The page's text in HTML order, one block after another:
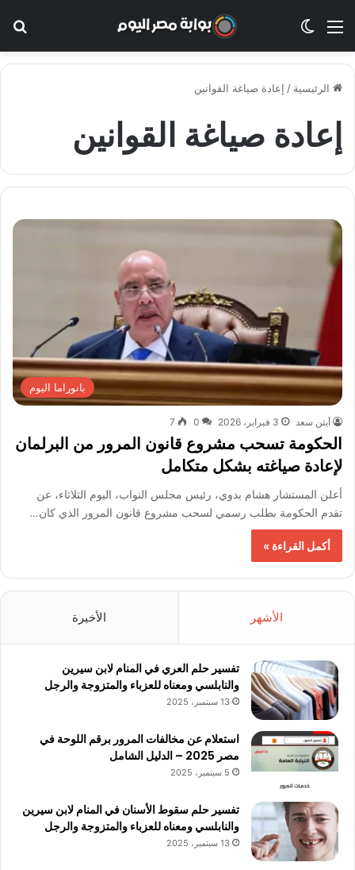
القائمة الوضع المظلم
الرئيسية / إعادة صياغة القوانين
إعادة صياغة القوانين
بانوراما اليوم
أيتن سعد 3 فبراير، 2026 0
7
الحكومة تسحب مشروع قانون المرور من البرلمان
لإعادة صياغته بشكل متكامل
أعلن المستشار هشام بدوي، رئيس مجلس النواب، اليوم الثلاثاء، عن
تقدم الحكومة بطلب رسمي لسحب مشروع قانون المرور الذي كان…
أكمل القراءة »
الأشهر الأخيرة
تفسير حلم العري في المنام لابن سيرين
والنابلسي ومعناه للعزباء والمتزوجة والرجل
13 سبتمبر، 2025
استعلام عن مخالفات المرور برقم اللوحة في
مصر 2025 – الدليل الشامل
5 سبتمبر، 2025
تفسير حلم سقوط الأسنان في المنام لابن سيرين
والنابلسي ومعناه للعزباء والمتزوجة والرجل
13 سبتمبر، 2025